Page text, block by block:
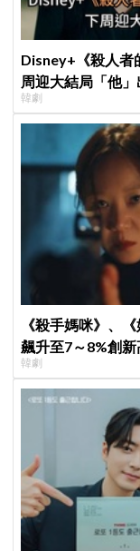
Disney+《殺人者
周迎大結局「他
韓劇
《殺手媽咪》、
飆升至7～8%創新
韓劇